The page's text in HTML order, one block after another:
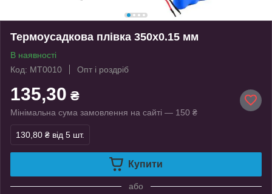
Термоусадкова плівка 350х0.15 мм
В наявності
Код: MT0010
Опт і роздріб
135,30 ₴
Мінімальна сума замовлення на сайті — 150 ₴
130,80 ₴ від 5 шт.
Купити
або